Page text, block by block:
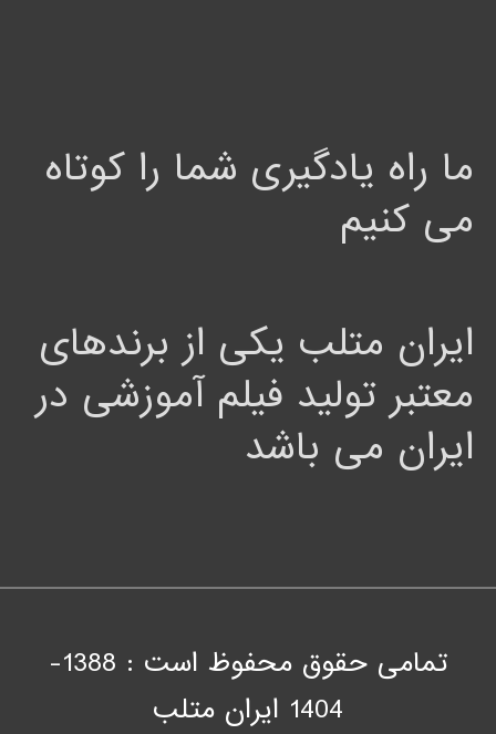
ما راه یادگیری شما را کوتاه
می کنیم
ایران متلب یکی از برندهای
معتبر تولید فیلم آموزشی در
ایران می باشد
تمامی حقوق محفوظ است : 1388-
1404 ايران متلب